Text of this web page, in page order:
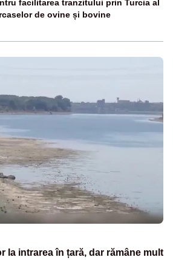
facilitarea tranzitului prin Turcia al
de ovine și bovine
la intrarea în țară, dar rămâne mult